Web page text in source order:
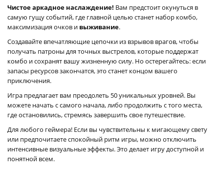
Чистое аркадное наслаждение! Вам предстоит окунуться в
самую гущу событий, где главной целью станет набор комбо,
максимизация очков и выживание.
Создавайте впечатляющие цепочки из взрывов врагов, чтобы
получать патроны для точных выстрелов, которые поддержат
комбо и сохранят вашу жизненную силу. Но остерегайтесь: если
запасы ресурсов закончатся, это станет концом вашего
приключения.
Игра предлагает вам преодолеть 50 уникальных уровней. Вы
можете начать с самого начала, либо продолжить с того места,
где остановились, стремясь завершить свое путешествие.
Для любого геймера! Если вы чувствительны к мигающему свету
или предпочитаете спокойный ритм игры, можно отключить
интенсивные визуальные эффекты. Это делает игру доступной и
понятной всем.